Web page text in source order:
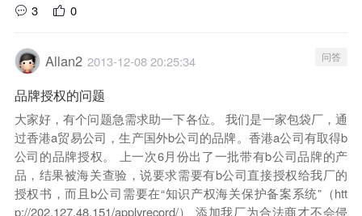
3
0
Allan2 2013-12-08 20:25:34 问答
品牌授权的问题
大家好，有个问题急需求助一下各位。 我们是一家包袋厂，通
过香港a贸易公司，生产国外b公司的品牌。香港a公司有取得b
公司的品牌授权。 上一次6月份出了一批带有b公司品牌的产
品，结果被海关查验，说要求需要有b公司直接授权给我厂的
授权书，而且b公司需要在“知识产权海关保护备案系统”（htt
p://202.127.48.151/applyrecord/） 添加我厂为合法商才不会侵